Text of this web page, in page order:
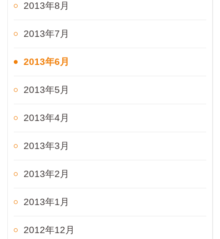
2013年8月
2013年7月
2013年6月
2013年5月
2013年4月
2013年3月
2013年2月
2013年1月
2012年12月